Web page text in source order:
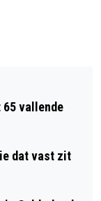
65 vallende
dat vast zit